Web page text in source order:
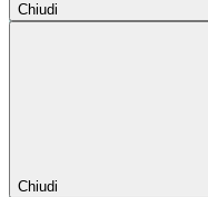
Chiudi
Chiudi